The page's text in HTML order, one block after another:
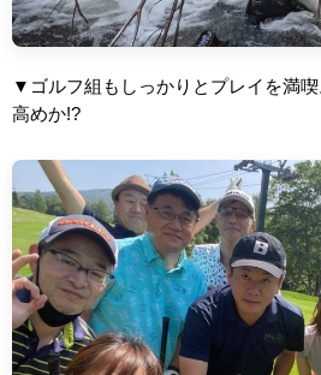
▼ゴルフ組もしっかりとプレイを満
高めか!?